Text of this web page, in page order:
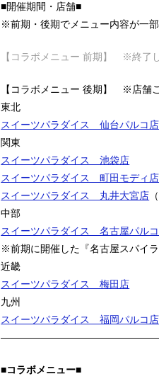
■開催期間・店舗■
※前期・後期でメニュー内容が一部
【コラボメニュー 前期】 ※終了し
【コラボメニュー 後期】 ※店舗
東北
スイーツパラダイス 仙台パルコ店
関東
スイーツパラダイス 池袋店
スイーツパラダイス 町田モディ店
スイーツパラダイス 丸井大宮店
中部
スイーツパラダイス 名古屋パル
※前期に開催した『名古屋スパイ
近畿
スイーツパラダイス 梅田店
九州
スイーツパラダイス 福岡パルコ店
■コラボメニュー■